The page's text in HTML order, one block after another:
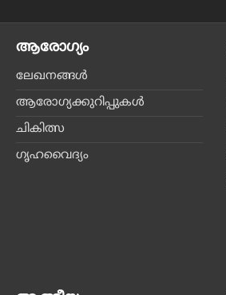
ആരോഗ്യം
ലേഖനങ്ങള്‍
ആരോഗ്യക്കുറിപ്പുകള്‍
ചികിത്സ
ഗൃഹവൈദ്യം